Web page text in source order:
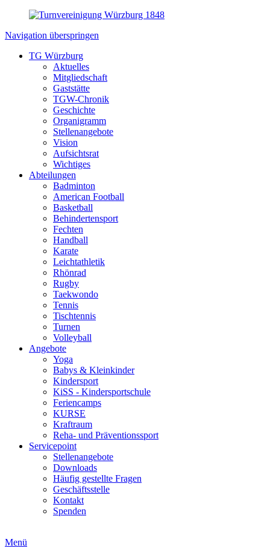
Navigation überspringen
TG Würzburg
Aktuelles
Mitgliedschaft
Gaststätte
TGW-Chronik
Geschichte
Organigramm
Stellenangebote
Vision
Aufsichtsrat
Wichtiges
Abteilungen
Badminton
American Football
Basketball
Behindertensport
Fechten
Handball
Karate
Leichtathletik
Rhönrad
Rugby
Taekwondo
Tennis
Tischtennis
Turnen
Volleyball
Angebote
Yoga
Babys & Kleinkinder
Kindersport
KiSS - Kindersportschule
Feriencamps
KURSE
Kraftraum
Reha- und Präventionssport
Servicepoint
Stellenangebote
Downloads
Häufig gestellte Fragen
Geschäftsstelle
Kontakt
Spenden
Menü